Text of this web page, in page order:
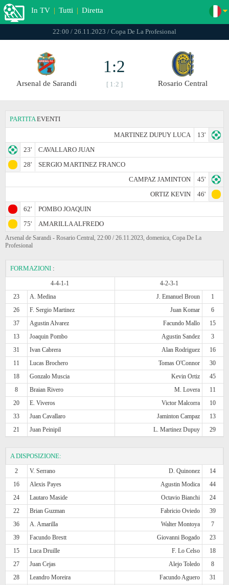
In TV | Tutti | Diretta
22:00 / 26.11.2023 / Copa De La Profesional
Arsenal de Sarandi
1:2
[ 1:2 ] Rosario Central
PARTITA EVENTI
MARTINEZ DUPUY LUCA
13'
23'
CAVALLARO JUAN
28'
SERGIO MARTINEZ FRANCO
CAMPAZ JAMINTON
45'
ORTIZ KEVIN
46'
62'
POMBO JOAQUIN
75'
AMARILLA ALFREDO
Arsenal de Sarandi - Rosario Central, 22:00 / 26.11.2023, domenica, Copa De La
Profesional
FORMAZIONI :
4-4-1-1
4-2-3-1
23
A. Medina J. Emanuel Broun
1
26
F. Sergio Martinez Juan Komar
6
37
Agustin Alvarez Facundo Mallo
15
13
Joaquin Pombo Agustin Sandez
3
31
Ivan Cabrera Alan Rodriguez
16
11
Lucas Brochero Tomas O'Connor
30
18
Gonzalo Muscia Kevin Ortiz
45
8
Braian Rivero M. Lovera
11
20
E. Viveros Victor Malcorra
10
33
Juan Cavallaro Jaminton Campaz
13
21
Juan Peinipil L. Martinez Dupuy 29
A DISPOSIZIONE:
2 V. Serrano D. Quinonez
14
16
Alexis Payes Agustin Modica
44
24
Lautaro Maside Octavio Bianchi
24
22
Brian Guzman Fabricio Oviedo
39
36
A. Amarilla Walter Montoya
7
39
Facundo Brestt Giovanni Bogado
23
15
Luca Druille F. Lo Celso
18
27
Juan Cejas Alejo Toledo
8
28
Leandro Moreira Facundo Aguero
31